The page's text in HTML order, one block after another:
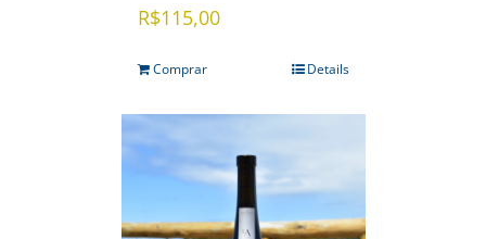
R$115,00
Comprar Details